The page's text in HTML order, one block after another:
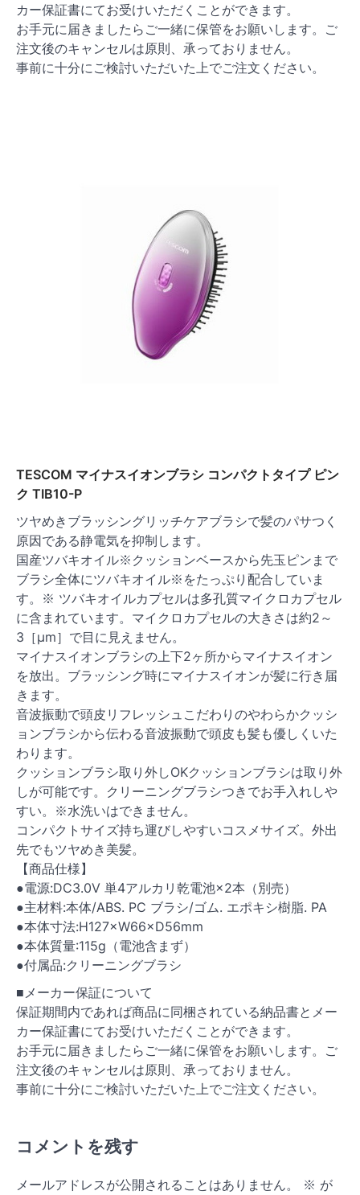
カー保証書にてお受けいただくことができます。
お手元に届きましたらご一緒に保管をお願いします。ご
注文後のキャンセルは原則、承っておりません。
事前に十分にご検討いただいた上でご注文ください。
TESCOM マイナスイオンブラシ コンパクトタイプ ピン
ク TIB10-P
ツヤめきブラッシングリッチケアブラシで髪のパサつく
原因である静電気を抑制します。
国産ツバキオイル※クッションベースから先玉ピンまで
ブラシ全体にツバキオイル※をたっぷり配合していま
す。※ ツバキオイルカプセルは多孔質マイクロカプセル
に含まれています。マイクロカプセルの大きさは約2～
3［μm］で目に見えません。
マイナスイオンブラシの上下2ヶ所からマイナスイオン
を放出。ブラッシング時にマイナスイオンが髪に行き届
きます。
音波振動で頭皮リフレッシュこだわりのやわらかクッシ
ョンブラシから伝わる音波振動で頭皮も髪も優しくいた
わります。
クッションブラシ取り外しOKクッションブラシは取り外
しが可能です。クリーニングブラシつきでお手入れしや
すい。※水洗いはできません。
コンパクトサイズ持ち運びしやすいコスメサイズ。外出
先でもツヤめき美髪。
【商品仕様】
●電源:DC3.0V 単4アルカリ乾電池×2本（別売）
●主材料:本体/ABS. PC ブラシ/ゴム. エポキシ樹脂. PA
●本体寸法:H127×W66×D56mm
●本体質量:115g（電池含まず）
●付属品:クリーニングブラシ
■メーカー保証について
保証期間内であれば商品に同梱されている納品書とメー
カー保証書にてお受けいただくことができます。
お手元に届きましたらご一緒に保管をお願いします。ご
注文後のキャンセルは原則、承っておりません。
事前に十分にご検討いただいた上でご注文ください。
コメントを残す
メールアドレスが公開されることはありません。 ※ が